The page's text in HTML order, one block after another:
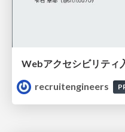
Webアクセシビリティ
recruitengineers